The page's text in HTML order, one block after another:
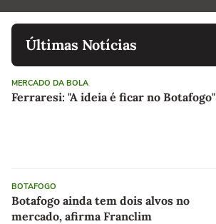
Últimas Notícias
MERCADO DA BOLA
Ferraresi: "A ideia é ficar no Botafogo"
BOTAFOGO
Botafogo ainda tem dois alvos no
mercado, afirma Franclim